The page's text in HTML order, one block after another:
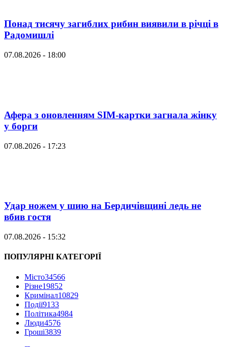
Понад тисячу загиблих рибин виявили в річці в
Радомишлі
07.08.2026 - 18:00
Афера з оновленням SIM-картки загнала жінку
у борги
07.08.2026 - 17:23
Удар ножем у шию на Бердичівщині ледь не
вбив гостя
07.08.2026 - 15:32
ПОПУЛЯРНІ КАТЕГОРІЇ
Місто34566
Різне19852
Кримінал10829
Події9133
Політика4984
Люди4576
Гроші3839